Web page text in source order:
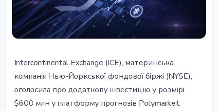
ICE вклав ще $600 млн у
Polymarket - загальні інвестиції
сягнули $2 млрд
Intercontinental Exchange (ICE), материнська
компанія Нью-Йоркської фондової біржі (NYSE),
оголосила про додаткову інвестицію у розмірі
$600 млн у платформу прогнозів Polymarket.